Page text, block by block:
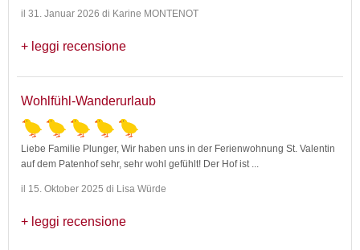
il 31. Januar 2026 di Karine MONTENOT
leggi recensione
Wohlfühl-Wanderurlaub
Liebe Familie Plunger, Wir haben uns in der Ferienwohnung St. Valentin
auf dem Patenhof sehr, sehr wohl gefühlt! Der Hof ist ...
il 15. Oktober 2025 di Lisa Würde
leggi recensione